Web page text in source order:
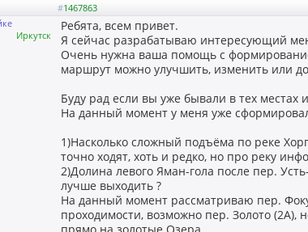
#1467863
Иркутск
Ребята, всем привет.
Я сейчас разрабатываю интересующий
Очень нужна ваша помощь с
маршрут можно улучшить, изменить или
Буду рад если вы уже бывали в тех
На данный момент у меня уже
1)Насколько сложный подъёма по реке
точно ходят, хоть и редко, но про реку
2)Долина левого Яман-гола после пер.
лучше выходить ?
На данный момент рассматриваю пер.
проходимости, возможно пер. Золото (2А),
прямо на золотые Озера.